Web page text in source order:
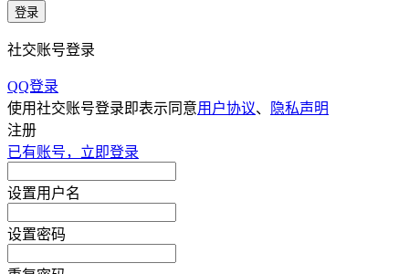
登录
社交账号登录
QQ登录
使用社交账号登录即表示同意用户协议、
隐私声明
注册
已有账号，立即登录
设置用户名
设置密码